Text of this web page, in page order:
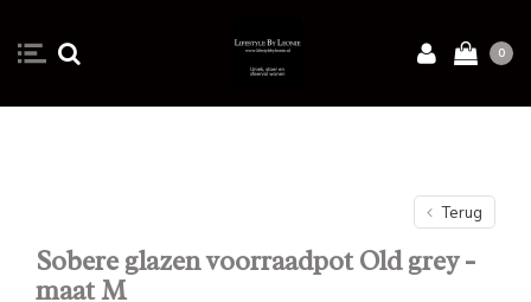
0
Terug
Sobere glazen voorraadpot Old grey -
maat M